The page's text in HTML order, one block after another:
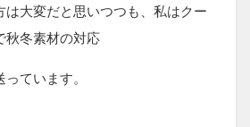
は大変だと思いつつも、私はクー
秋冬素材の対応
ています。